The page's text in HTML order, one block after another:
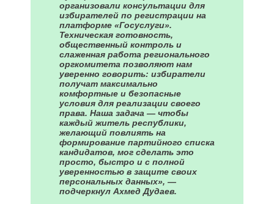
организовали консультации для
избирателей по регистрации на
платформе «Госуслуги».
Техническая готовность,
общественный контроль и
слаженная работа регионального
оргкомитета позволяют нам
уверенно говорить: избиратели
получат максимально
комфортные и безопасные
условия для реализации своего
права. Наша задача — чтобы
каждый житель республики,
желающий повлиять на
формирование партийного списка
кандидатов, мог сделать это
просто, быстро и с полной
уверенностью в защите своих
персональных данных», —
подчеркнул Ахмед Дудаев.